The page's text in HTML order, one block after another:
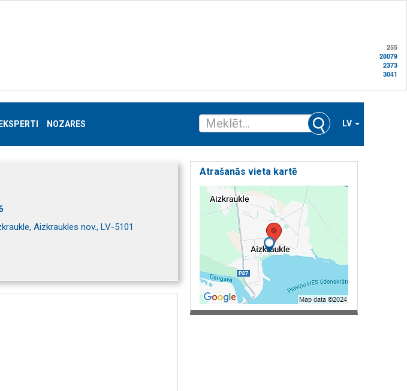
255
28079
2373
3041
NOZARES LV
Aizkraukles nov., LV-5101
Atrašanās vieta kartē